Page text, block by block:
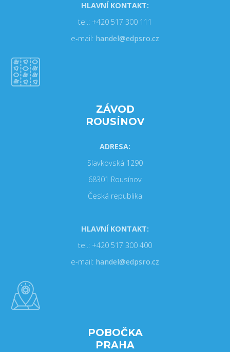
HLAVNÍ KONTAKT:
tel.: +420 517 300 111
e-mail: handel@edpsro.cz
ZÁVOD
ROUSÍNOV
ADRESA:
Slavkovská 1290
68301 Rousínov
Česká republika
HLAVNÍ KONTAKT:
tel.: +420 517 300 400
e-mail: handel@edpsro.cz
POBOČKA
PRAHA